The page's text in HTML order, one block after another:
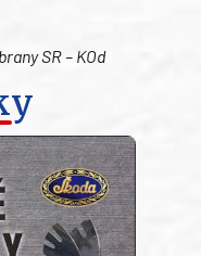
SR – KOd